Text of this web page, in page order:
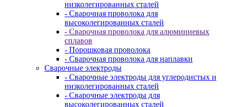
низколегированных сталей
- Сварочная проволока для
высоколегированных сталей
- Сварочная проволока для алюминиевых
сплавов
- Порошковая проволока
- Сварочная проволока для наплавки
Сварочные электроды
- Сварочные электроды для углеродистых и
низколегированных сталей
- Сварочные электроды для
высоколегированных сталей